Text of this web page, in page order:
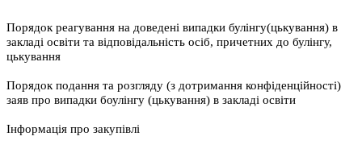
Порядок реагування на доведені випадки булінгу(цькування) в
закладі освіти та відповідальність осіб, причетних до булінгу,
цькування
Порядок подання та розгляду (з дотримання конфіденційності)
заяв про випадки боулінгу (цькування) в закладі освіти
Інформація про закупівлі